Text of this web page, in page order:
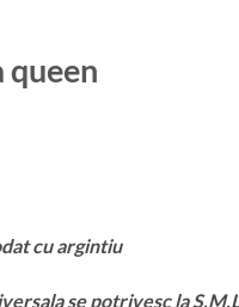
queen
cu argintiu
se potrivesc la S,M,L